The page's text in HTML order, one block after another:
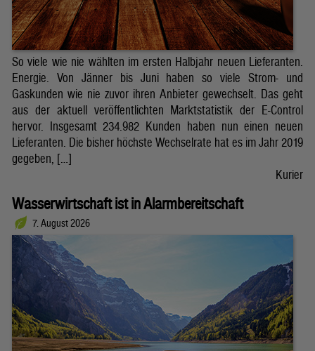
So viele wie nie wählten im ersten Halbjahr neuen Lieferanten.
Energie. Von Jänner bis Juni haben so viele Strom- und
Gaskunden wie nie zuvor ihren Anbieter gewechselt. Das geht
aus der aktuell veröffentlichten Marktstatistik der E-Control
hervor. Insgesamt 234.982 Kunden haben nun einen neuen
Lieferanten. Die bisher höchste Wechselrate hat es im Jahr 2019
gegeben, […]
Kurier
Wasserwirtschaft ist in Alarmbereitschaft
7. August 2026